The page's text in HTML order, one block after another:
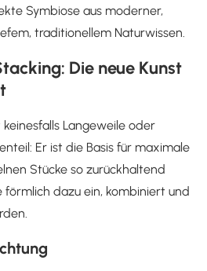
Symbiose aus moderner,
traditionellem Naturwissen.
Die neue Kunst
Langeweile oder
Er ist die Basis für maximale
Stücke so zurückhaltend
dazu ein, kombiniert und